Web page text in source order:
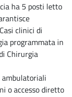
ha 5 posti letto
clinici di
programmata in
Chirurgia
ambulatoriali
o accesso diretto